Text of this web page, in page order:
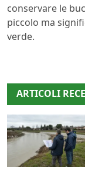
conservare le
piccolo ma
verde.
ARTICOLI